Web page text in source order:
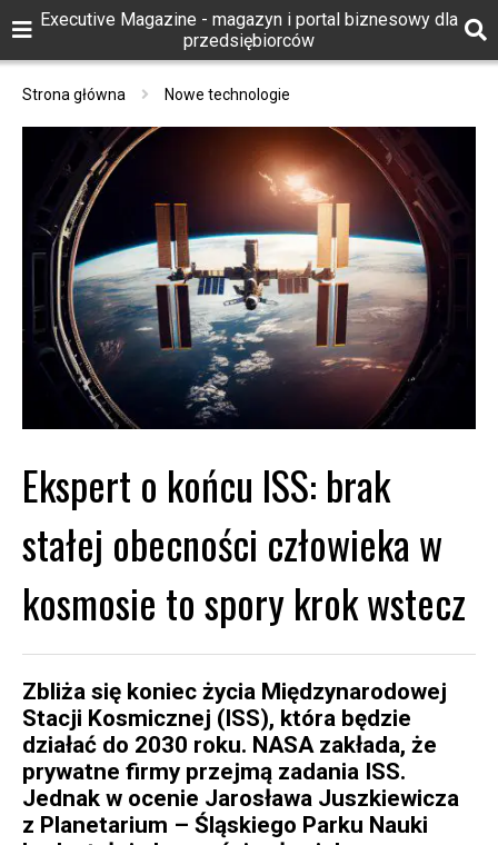
Executive Magazine - magazyn i portal biznesowy dla
przedsiębiorców
Strona główna Nowe technologie
Ekspert o końcu ISS: brak
stałej obecności człowieka w
kosmosie to spory krok wstecz
Zbliża się koniec życia Międzynarodowej
Stacji Kosmicznej (ISS), która będzie
działać do 2030 roku. NASA zakłada, że
prywatne firmy przejmą zadania ISS.
Jednak w ocenie Jarosława Juszkiewicza
z Planetarium – Śląskiego Parku Nauki